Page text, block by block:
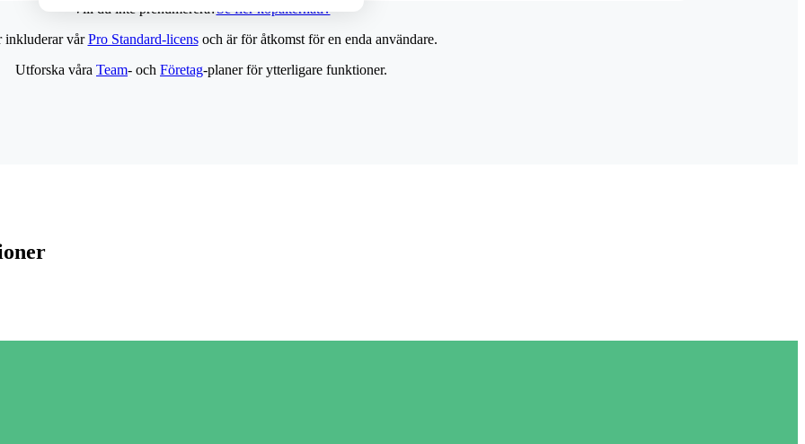
Vill du inte prenumerera?Se fler köpalternativ
inkluderar vårPro Standard-licensoch är för åtkomst för en enda användare.
Utforska våra Team- och Företag-planer för ytterligare funktioner.